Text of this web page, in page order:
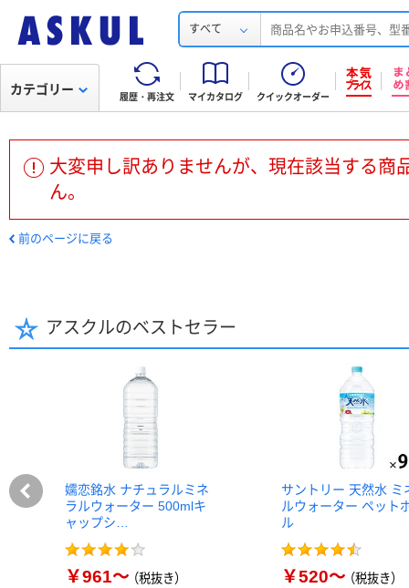
すべて
履歴・再注文 マイカタログ クイックオーダー
カテゴリー
大変申し訳ありませんが、現在該当する商
ん。
前のページに戻る
アスクルのベストセラー
嬬恋銘水 ナチュラルミネ
ラルウォーター 500mlキ
ャップシ…
￥961～（税抜き）
サントリー 天然水 ミ
ルウォーター ペット
ル
￥520～（税抜き）